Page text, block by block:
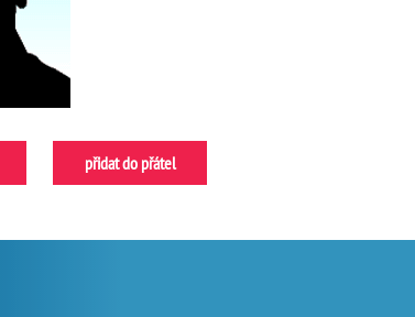
přidat do přátel